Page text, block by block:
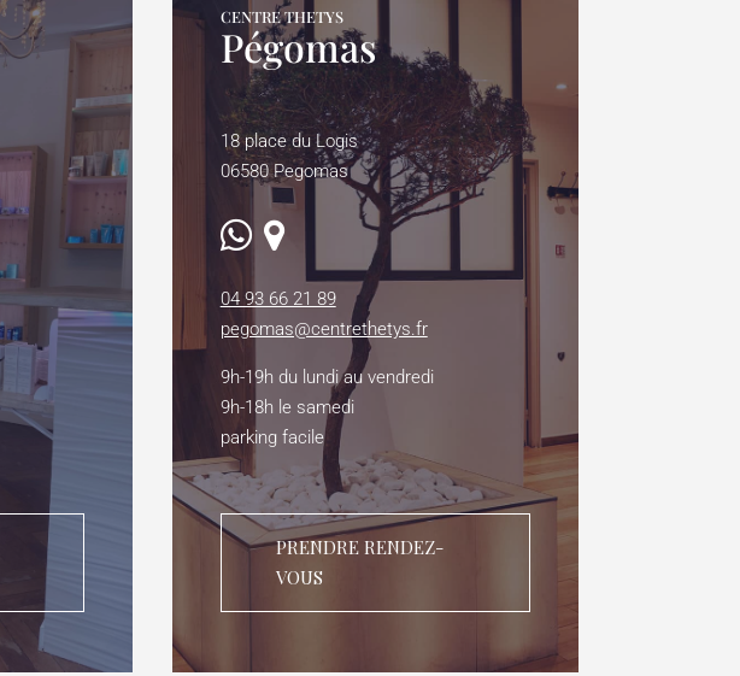
CENTRE THETYS
Pégomas
18 place du Logis
06580 Pegomas
04 93 66 21 89
pegomas@centrethetys.fr
9h-19h du lundi au vendredi
9h-18h le samedi
parking facile
PRENDRE RENDEZ-
VOUS